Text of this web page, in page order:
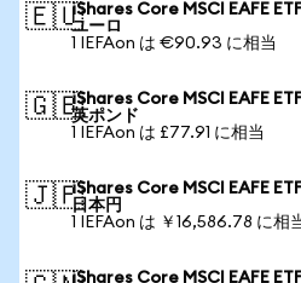
🇪🇺iShares Core MSCI EAFE
ユーロ
1 IEFAon は €90.93 に相当
🇬🇧iShares Core MSCI EAFE
英ポンド
1 IEFAon は £77.91 に相当
🇯🇵iShares Core MSCI EAFE
日本円
1 IEFAon は ￥16,586.78 に相
iShares Core MSCI EAFE